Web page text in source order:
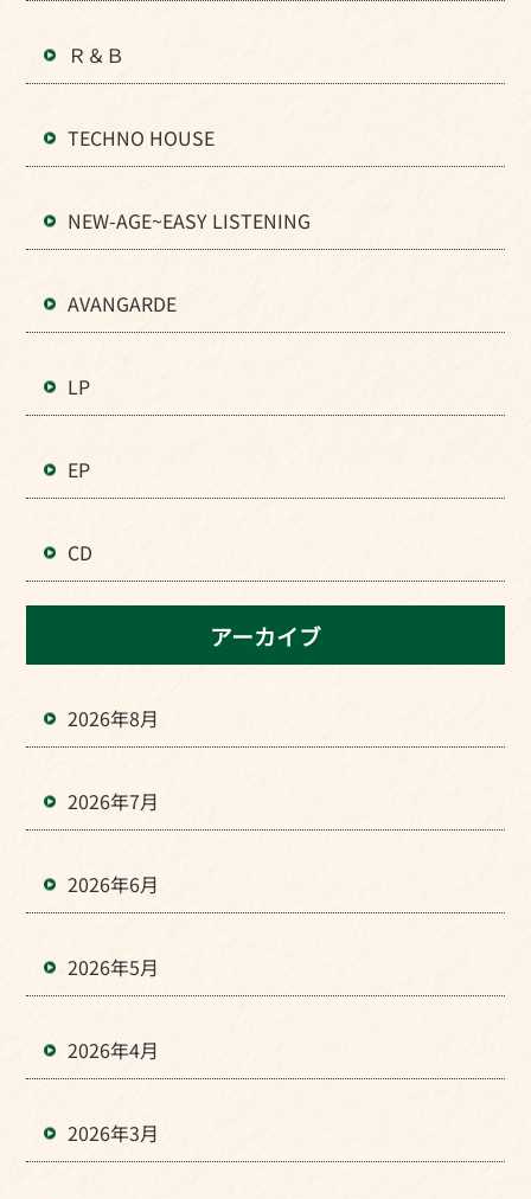
Ｒ＆Ｂ
TECHNO HOUSE
NEW-AGE~EASY LISTENING
AVANGARDE
LP
EP
CD
アーカイブ
2026年8月
2026年7月
2026年6月
2026年5月
2026年4月
2026年3月